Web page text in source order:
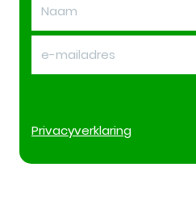
Privacyverklaring